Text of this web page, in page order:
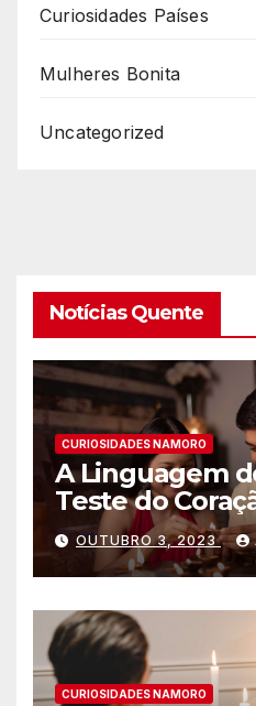
Curiosidades Países
Mulheres Bonita
Uncategorized
Notícias Quente
CURIOSIDADES NAMORO
A Linguagem
Teste do
OUTUBRO 3, 2023
CURIOSIDADES NAMORO